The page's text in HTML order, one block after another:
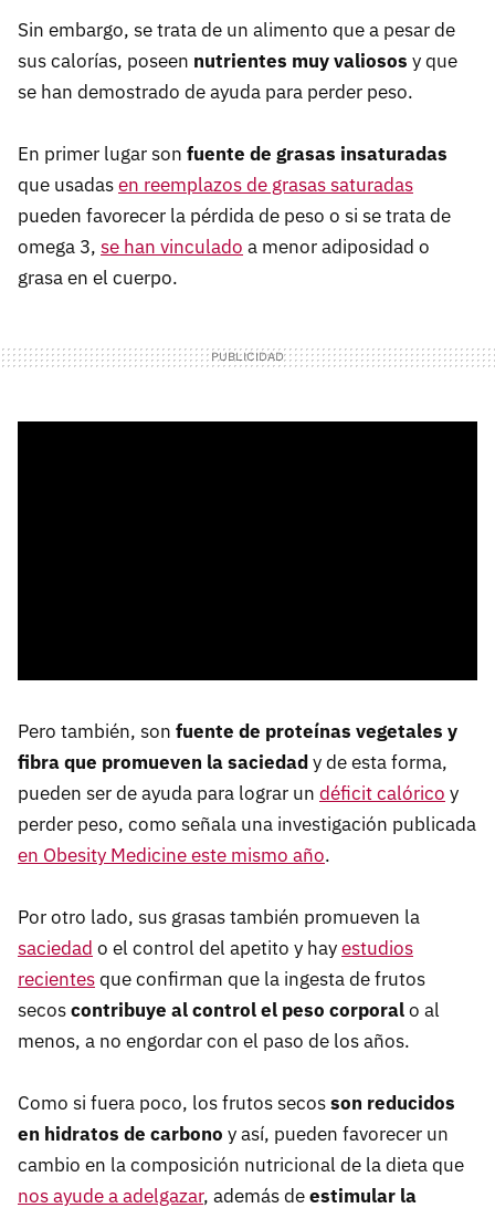
Sin embargo, se trata de un alimento que a pesar de
sus calorías, poseen nutrientes muy valiosos y que
se han demostrado de ayuda para perder peso.
En primer lugar son fuente de grasas insaturadas
que usadasen reemplazos de grasas saturadas
pueden favorecer la pérdida de peso o si se trata de
omega 3, se han vinculado a menor adiposidad o
grasa en el cuerpo.
Pero también, son fuente de proteínas vegetales y
fibra que promueven la saciedady de esta forma,
pueden ser de ayuda para lograr un déficit calórico y
perder peso, como señala una investigación publicada
en Obesity Medicine este mismo año.
Por otro lado, sus grasas también promueven la
saciedad o el control del apetito y hayestudios
recientesque confirman que la ingesta de frutos
secoscontribuye al control el peso corporalo al
menos, a no engordar con el paso de los años.
Como si fuera poco, los frutos secosson reducidos
en hidratos de carbono y así, pueden favorecer un
cambio en la composición nutricional de la dieta que
nos ayude a adelgazar, además deestimular la